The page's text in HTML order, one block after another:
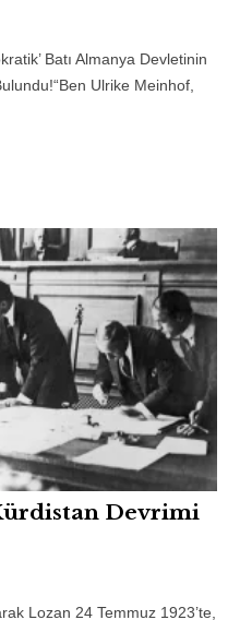
Batı Almanya Devletinin
Ulrike Meinhof,
Devrimi
Lozan 24 Temmuz 1923’te,